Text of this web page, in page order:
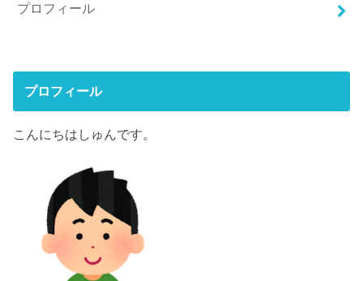
プロフィール
プロフィール
こんにちはしゅんです。